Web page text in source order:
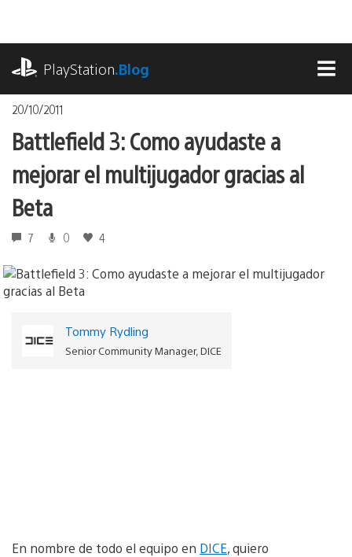
contenido
PlayStation.Blog
20/10/2011
Battlefield 3: Como ayudaste a
mejorar el multijugador gracias al
Beta
7 0 4
Tommy Rydling
Senior Community Manager, DICE
En nombre de todo el equipo en DICE, quiero